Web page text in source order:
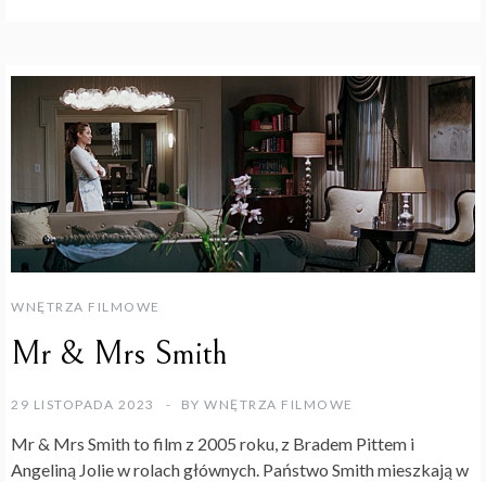
WNĘTRZA FILMOWE
Mr & Mrs Smith
29 LISTOPADA 2023 BY WNĘTRZA FILMOWE
Mr & Mrs Smith to film z 2005 roku, z Bradem Pittem i
Angeliną Jolie w rolach głównych. Państwo Smith mieszkają w